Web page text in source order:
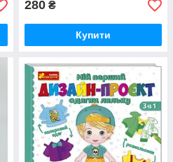
280 ₴
Купити